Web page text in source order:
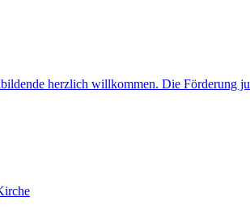
herzlich willkommen. Die Förderung